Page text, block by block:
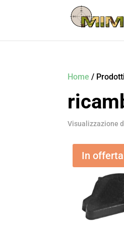
Home /
Visualizzazione
In